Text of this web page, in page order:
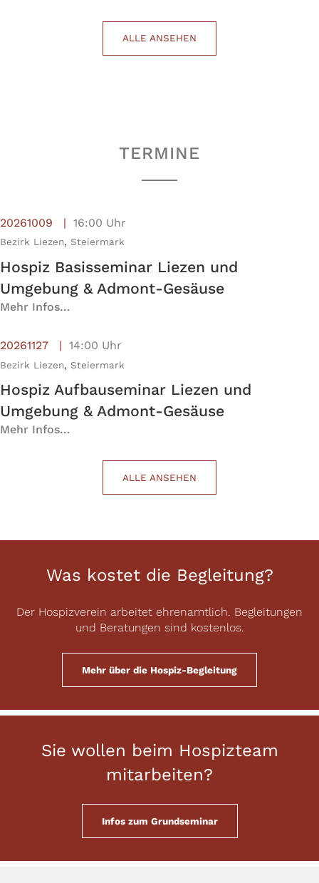
ALLE ANSEHEN
TERMINE
Hospiz Basisseminar Liezen und
Umgebung & Admont-Gesäuse
20261009 16:00 Uhr
Bezirk Liezen, Steiermark
Mehr Infos…
Hospiz Aufbauseminar Liezen und
Umgebung & Admont-Gesäuse
20261127 14:00 Uhr
Bezirk Liezen, Steiermark
Mehr Infos…
ALLE ANSEHEN
Was kostet die Begleitung?
Der Hospizverein arbeitet ehrenamtlich. Begleitungen
und Beratungen sind kostenlos.
Mehr über die Hospiz-Begleitung
Sie wollen beim Hospizteam
mitarbeiten?
Infos zum Grundseminar